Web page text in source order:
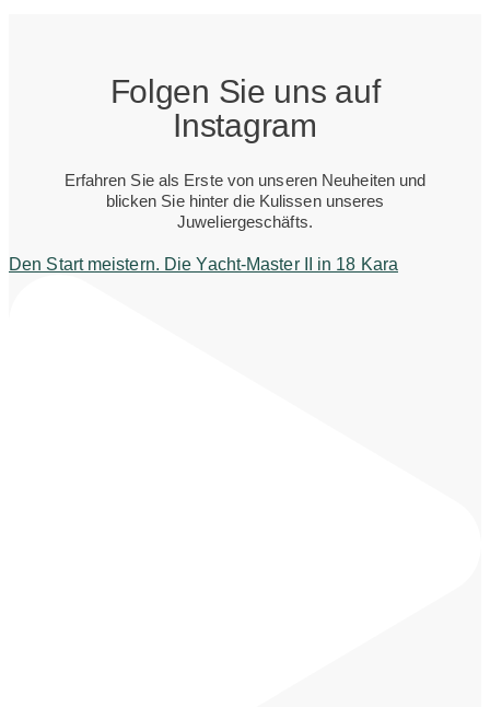
Folgen Sie uns auf
Instagram
Erfahren Sie als Erste von unseren Neuheiten und
blicken Sie hinter die Kulissen unseres
Juweliergeschäfts.
Den Start meistern. Die Yacht-Master II in 18 Kara